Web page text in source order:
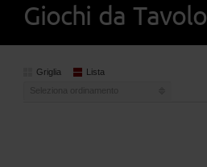
Giochi da Tavolo
Griglia Lista